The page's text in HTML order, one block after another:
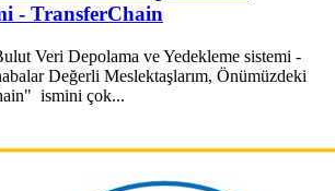
- TransferChain
Veri Depolama ve Yedekleme sistemi -
Değerli Meslektaşlarım, Önümüzdeki
ismini çok...